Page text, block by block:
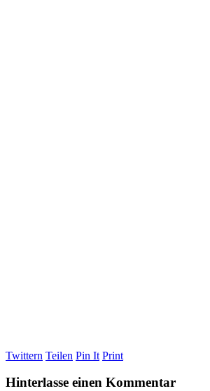
Twittern Teilen Pin It Print
Hinterlasse einen Kommentar